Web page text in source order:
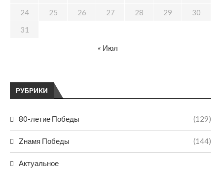
РУБРИКИ
80-летие Победы (129)
Zнамя Победы (144)
Актуальное
24
25 26 27 28 29
30
31
« Июл